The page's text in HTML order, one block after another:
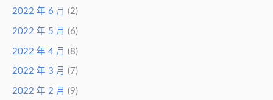
2022 年 6 月 (2)
2022 年 5 月 (6)
2022 年 4 月 (8)
2022 年 3 月 (7)
2022 年 2 月 (9)